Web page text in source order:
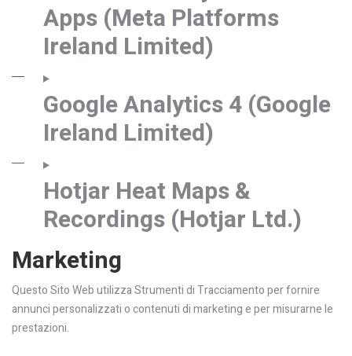
Apps (Meta Platforms
Ireland Limited)
Google Analytics 4 (Google
Ireland Limited)
Hotjar Heat Maps &
Recordings (Hotjar Ltd.)
Marketing
Questo Sito Web utilizza Strumenti di Tracciamento per fornire
annunci personalizzati o contenuti di marketing e per misurarne le
prestazioni.